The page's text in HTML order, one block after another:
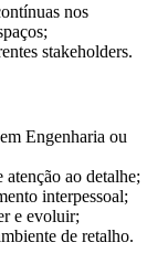
nos
stakeholders.
Engenharia ou
ao detalhe;
interpessoal;
e evoluir;
de retalho.